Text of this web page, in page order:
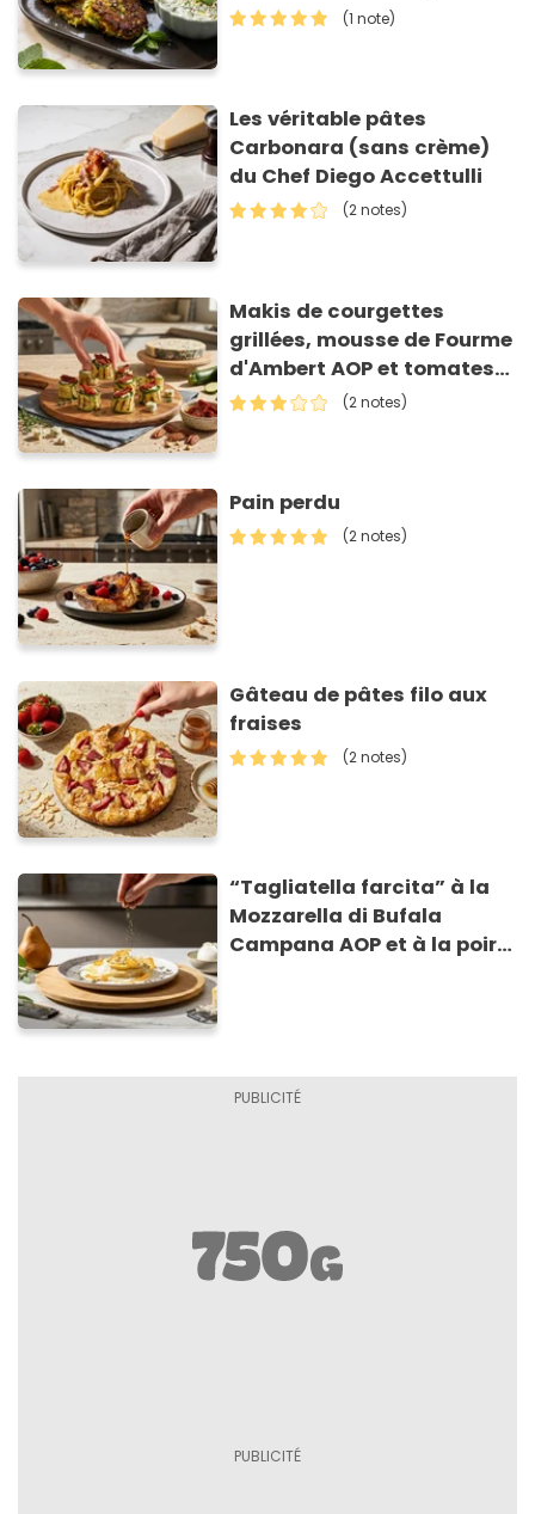
(1 note)
Les véritable pâtes
Carbonara (sans crème)
du Chef Diego Accettulli
(2 notes)
Makis de courgettes
grillées, mousse de Fourme
d'Ambert AOP et tomates
séchées
(2 notes)
Pain perdu
(2 notes)
Gâteau de pâtes filo aux
fraises
(2 notes)
“Tagliatella farcita” à la
Mozzarella di Bufala
Campana AOP et à la poire